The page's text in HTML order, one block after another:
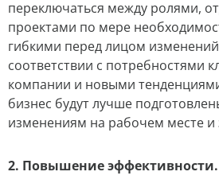
переключаться между ролями,
проектами по мере
гибкими перед лицом
соответствии с потребностями
компании и новыми
бизнес будут лучше
изменениям на рабочем месте и
2. Повышение эффективности.